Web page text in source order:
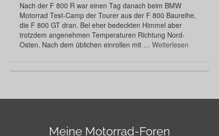
Nach der F 800 R war einen Tag danach beim BMW
Motorrad Test-Camp der Tourer aus der F 800 Baureihe,
die F 800 GT dran. Bei eher bedeckten Himmel aber
trotzdem angenehmen Temperaturen Richtung Nord-
Osten. Nach dem üblichen einrollen mit … Weiterlesen
Meine Motorrad-Foren